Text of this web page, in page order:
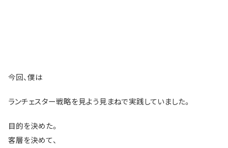
今回、僕は
ランチェスター戦略を見よう見まねで実践していました。
目的を決めた。
客層を決めて、